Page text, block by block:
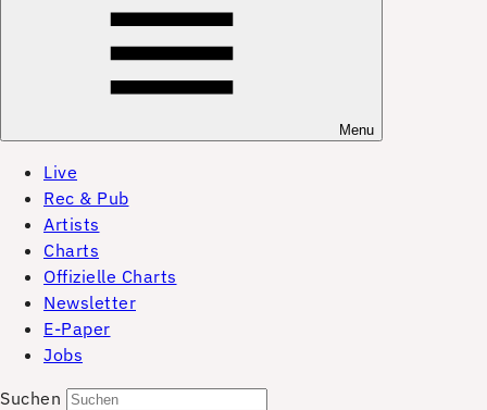
Menu
Live
Rec & Pub
Artists
Charts
Offizielle Charts
Newsletter
E-Paper
Jobs
Suchen